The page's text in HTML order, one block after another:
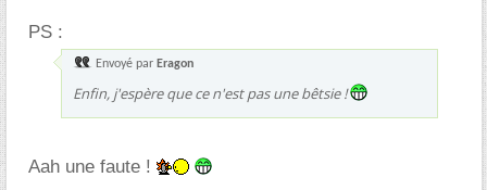
PS :
Envoyé par Eragon
Enfin, j'espère que ce n'est pas une bêtsie !
Aah une faute !